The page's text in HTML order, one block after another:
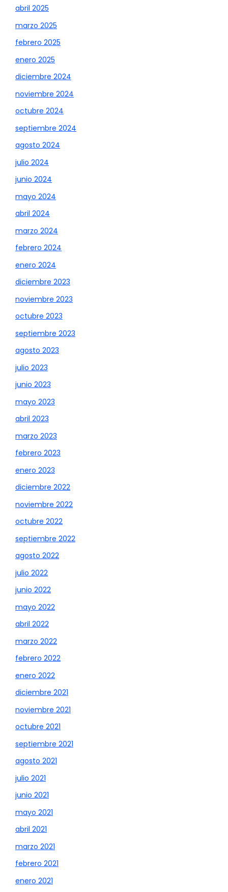
abril 2025
marzo 2025
febrero 2025
enero 2025
diciembre 2024
noviembre 2024
octubre 2024
septiembre 2024
agosto 2024
julio 2024
junio 2024
mayo 2024
abril 2024
marzo 2024
febrero 2024
enero 2024
diciembre 2023
noviembre 2023
octubre 2023
septiembre 2023
agosto 2023
julio 2023
junio 2023
mayo 2023
abril 2023
marzo 2023
febrero 2023
enero 2023
diciembre 2022
noviembre 2022
octubre 2022
septiembre 2022
agosto 2022
julio 2022
junio 2022
mayo 2022
abril 2022
marzo 2022
febrero 2022
enero 2022
diciembre 2021
noviembre 2021
octubre 2021
septiembre 2021
agosto 2021
julio 2021
junio 2021
mayo 2021
abril 2021
marzo 2021
febrero 2021
enero 2021